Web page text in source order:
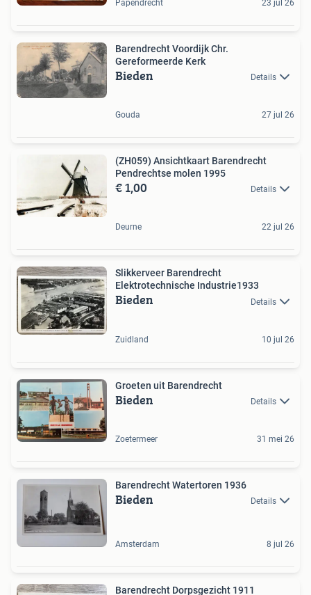
Papendrecht 23 jul 26
Barendrecht Voordijk Chr.
Gereformeerde Kerk
Bieden Details
Gouda 27 jul 26
(ZH059) Ansichtkaart Barendrecht
Pendrechtse molen 1995
€ 1,00 Details
Deurne 22 jul 26
Slikkerveer Barendrecht
Elektrotechnische Industrie1933
Bieden Details
Zuidland 10 jul 26
Groeten uit Barendrecht
Bieden Details
Zoetermeer 31 mei 26
Barendrecht Watertoren 1936
Bieden Details
Amsterdam 8 jul 26
Barendrecht Dorpsgezicht 1911